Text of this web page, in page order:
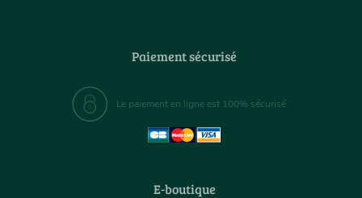
Paiement sécurisé
Le paiement en ligne est 100% sécurisé
E-boutique